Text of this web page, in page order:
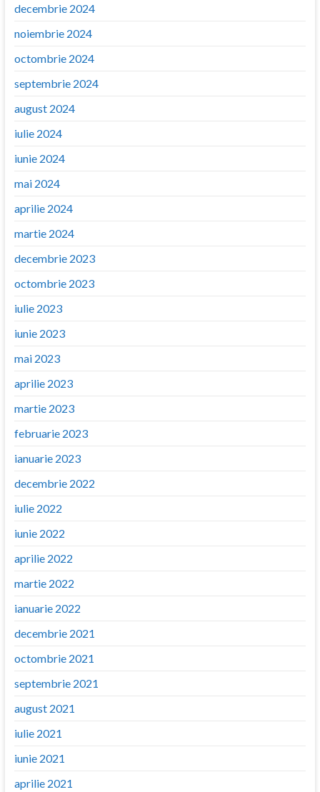
decembrie 2024
noiembrie 2024
octombrie 2024
septembrie 2024
august 2024
iulie 2024
iunie 2024
mai 2024
aprilie 2024
martie 2024
decembrie 2023
octombrie 2023
iulie 2023
iunie 2023
mai 2023
aprilie 2023
martie 2023
februarie 2023
ianuarie 2023
decembrie 2022
iulie 2022
iunie 2022
aprilie 2022
martie 2022
ianuarie 2022
decembrie 2021
octombrie 2021
septembrie 2021
august 2021
iulie 2021
iunie 2021
aprilie 2021